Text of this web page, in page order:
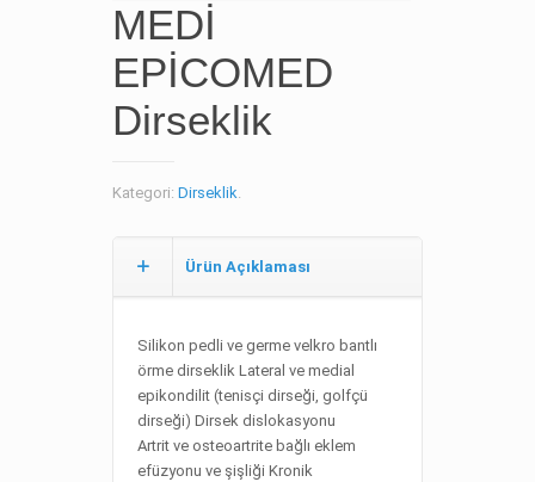
MEDİ
EPİCOMED
Dirseklik
Kategori: Dirseklik.
Ürün Açıklaması
Silikon pedli ve germe velkro bantlı
örme dirseklik Lateral ve medial
epikondilit (tenisçi dirseği, golfçü
dirseği) Dirsek dislokasyonu
Artrit ve osteoartrite bağlı eklem
efüzyonu ve şişliği Kronik